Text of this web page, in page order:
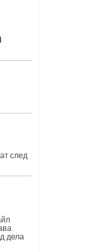
след
дела